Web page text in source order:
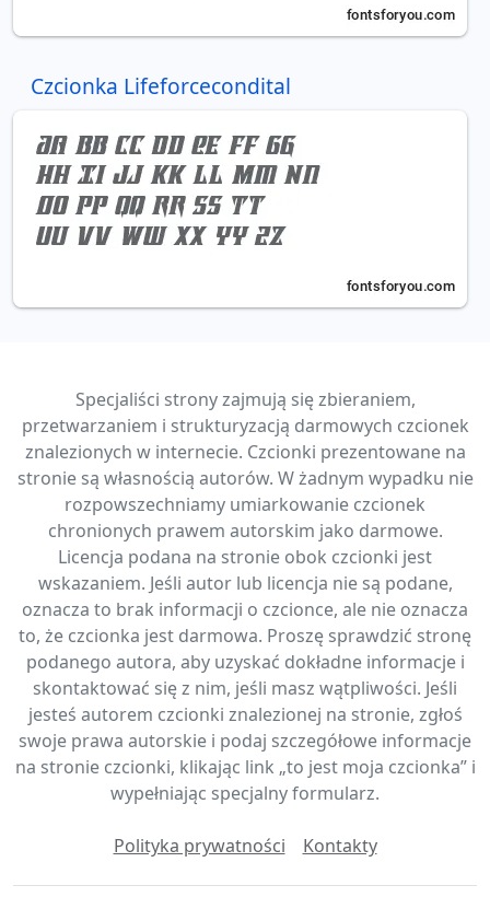
Czcionka Lifeforcecondital
Specjaliści strony zajmują się zbieraniem,
przetwarzaniem i strukturyzacją darmowych czcionek
znalezionych w internecie. Czcionki prezentowane na
stronie są własnością autorów. W żadnym wypadku nie
rozpowszechniamy umiarkowanie czcionek
chronionych prawem autorskim jako darmowe.
Licencja podana na stronie obok czcionki jest
wskazaniem. Jeśli autor lub licencja nie są podane,
oznacza to brak informacji o czcionce, ale nie oznacza
to, że czcionka jest darmowa. Proszę sprawdzić stronę
podanego autora, aby uzyskać dokładne informacje i
skontaktować się z nim, jeśli masz wątpliwości. Jeśli
jesteś autorem czcionki znalezionej na stronie, zgłoś
swoje prawa autorskie i podaj szczegółowe informacje
na stronie czcionki, klikając link „to jest moja czcionka” i
wypełniając specjalny formularz.
Polityka prywatności Kontakty